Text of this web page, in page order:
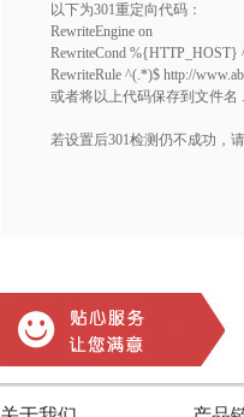
以下为301重定向代码：
RewriteEngine on
RewriteCond %{HTTP_HOST}
RewriteRule ^(.*)$ http://
或者将以上代码保存到文件名
若设置后301检测仍不成功，